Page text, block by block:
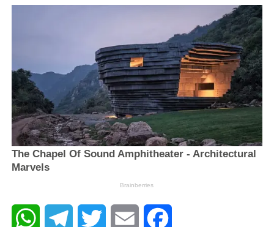
WhatsAppTelegram Twitter Email